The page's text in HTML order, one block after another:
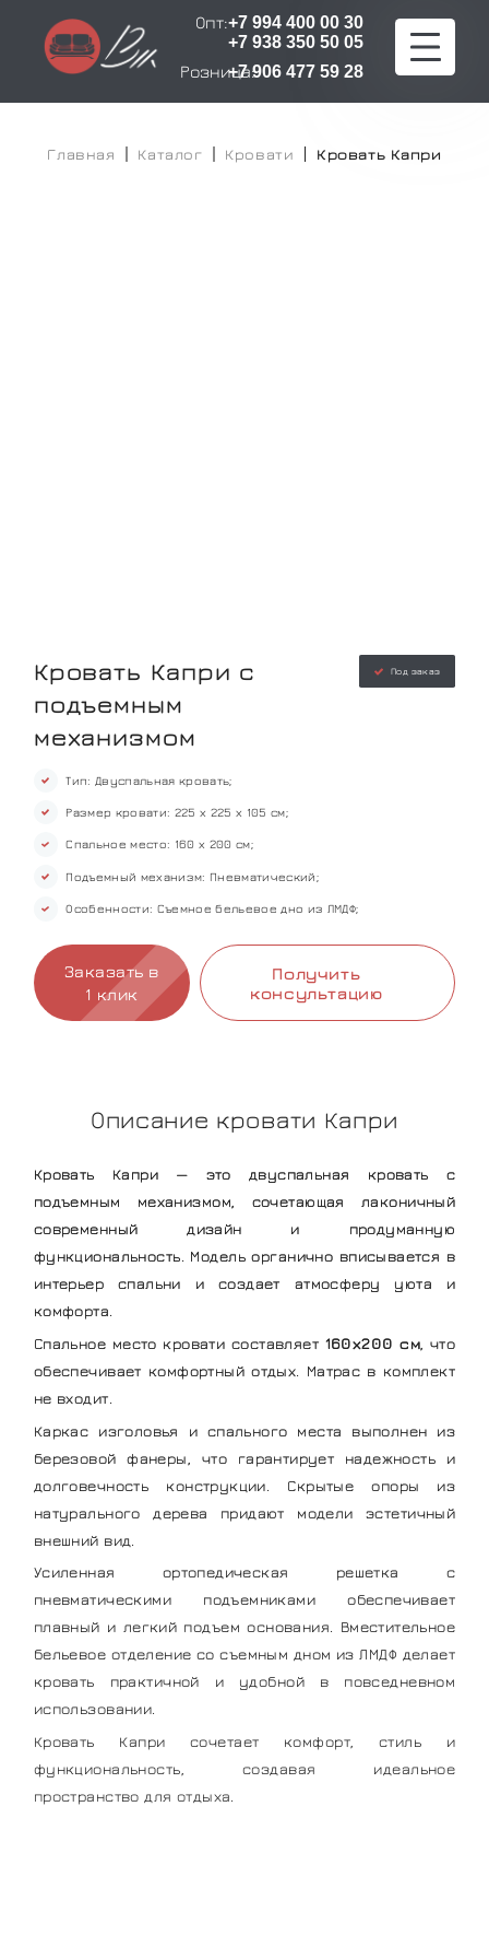
Опт:+7 994 400 00 30
+7 938 350 50 05
Розница:+7 906 477 59 28
Главная
Главная Каталог Кровати Кровать Капри
Под заказ
Кровать Капри с
подъемным
механизмом
Тип: Двуспальная кровать;
Размер кровати: 225 х 225 х 105 см;
Спальное место: 160 х 200 см;
Подъемный механизм: Пневматический;
Особенности: Съемное бельевое дно из ЛМДФ;
Заказать в
1 клик
Получить
консультацию
Описание кровати Капри
Кровать Капри — это двуспальная кровать с
подъемным механизмом, сочетающая лаконичный
современный дизайн и продуманную
функциональность. Модель органично вписывается в
интерьер спальни и создает атмосферу уюта и
комфорта.
Спальное место кровати составляет 160х200 см, что
обеспечивает комфортный отдых. Матрас в комплект
не входит.
Каркас изголовья и спального места выполнен из
березовой фанеры, что гарантирует надежность и
долговечность конструкции. Скрытые опоры из
натурального дерева придают модели эстетичный
внешний вид.
Усиленная ортопедическая решетка с
пневматическими подъемниками обеспечивает
плавный и легкий подъем основания. Вместительное
бельевое отделение со съемным дном из ЛМДФ делает
кровать практичной и удобной в повседневном
использовании.
Кровать Капри сочетает комфорт, стиль и
функциональность, создавая идеальное
пространство для отдыха.